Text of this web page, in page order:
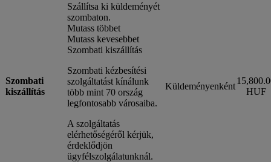
Szombati
kiszállítás
Szállítsa ki küldeményét
szombaton.
Mutass többet
Mutass kevesebbet
Szombati kiszállítás
Szombati kézbesítési
szolgáltatást kínálunk
több mint 70 ország
legfontosabb városaiba.
A szolgáltatás
elérhetőségéről kérjük,
érdeklődjön
ügyfélszolgálatunknál.
Küldeményenként
HUF